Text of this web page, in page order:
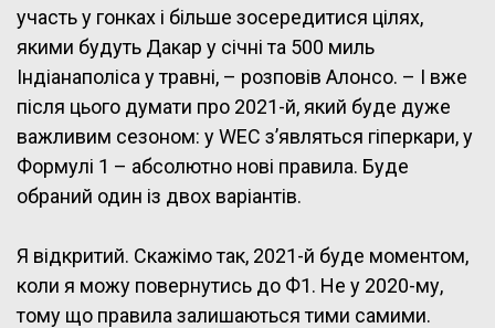
участь у гонках і більше зосередитися цілях,
якими будуть Дакар у січні та 500 миль
Індіанаполіса у травні, – розповів Алонсо. – І вже
після цього думати про 2021-й, який буде дуже
важливим сезоном: у WEC з’являться гіперкари, у
Формулі 1 – абсолютно нові правила. Буде
обраний один із двох варіантів.
Я відкритий. Скажімо так, 2021-й буде моментом,
коли я можу повернутись до Ф1. Не у 2020-му,
тому що правила залишаються тими самими.